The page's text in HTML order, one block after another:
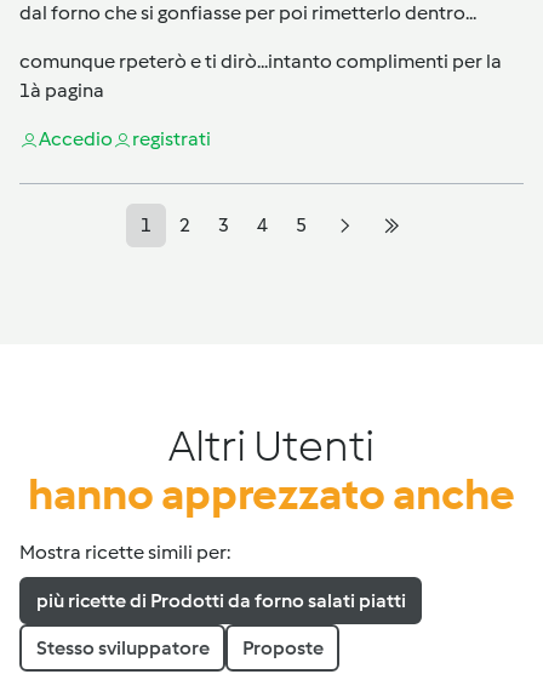
dal forno che si gonfiasse per poi rimetterlo dentro...
comunque rpeterò e ti dirò...intanto complimenti per la
1à pagina
Accedio registrati
1 2 3 4 5
Altri Utenti
hanno apprezzato anche
Mostra ricette simili per:
più ricette di Prodotti da forno salati piatti
Stesso sviluppatore Proposte